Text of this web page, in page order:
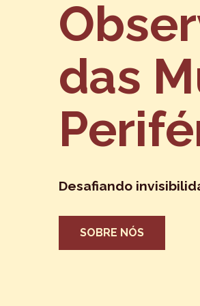
das
Desafiando
SOBRE NÓS